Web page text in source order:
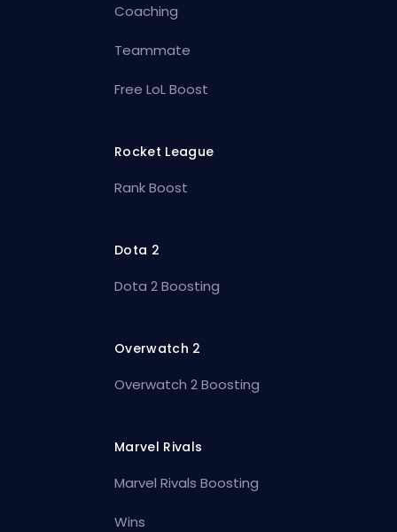
Coaching
Teammate
Free LoL Boost
Rocket League
Rank Boost
Dota 2
Dota 2 Boosting
Overwatch 2
Overwatch 2 Boosting
Marvel Rivals
Marvel Rivals Boosting
Wins